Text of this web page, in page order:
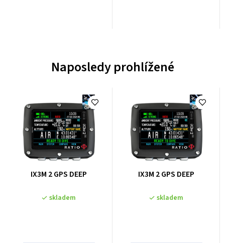
Naposledy prohlížené
Průměrné
produktu
5
IX3M 2 GPS DEEP
skladem
Průměrné
produktu
5
IX3M 2 GPS DEEP
skladem